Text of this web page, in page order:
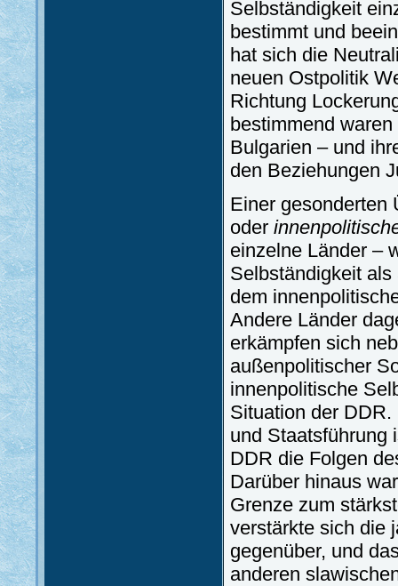
Selbständigkeit
bestimmt und
hat sich die
neuen Ostpolitik
Richtung
bestimmend
Bulgarien – und
den Beziehungen
Einer gesonderten
oder
einzelne Länder –
Selbständigkeit
dem
Andere Länder
erkämpfen sich
außenpolitischer
innenpolitische
Situation der
und Staatsführung
DDR die Folgen
Darüber hinaus
Grenze zum
verstärkte sich die
gegenüber, und
anderen